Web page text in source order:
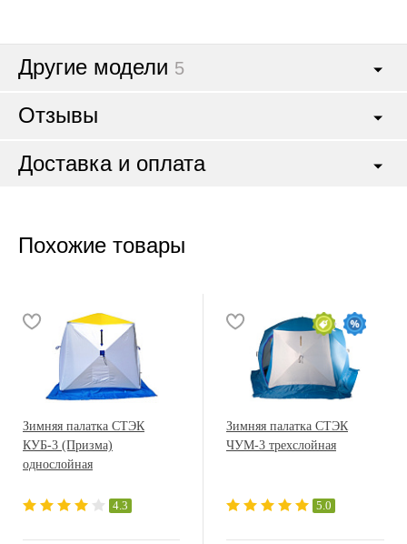
Другие модели 5
Отзывы
Доставка и оплата
Похожие товары
Зимняя палатка СТЭК
КУБ-3 (Призма)
однослойная
4.3
Зимняя палатка СТЭК
ЧУМ-3 трехслойная
5.0